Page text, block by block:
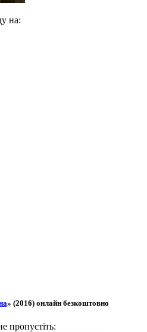
на:
» (2016) онлайн безкоштовно
пропустіть: